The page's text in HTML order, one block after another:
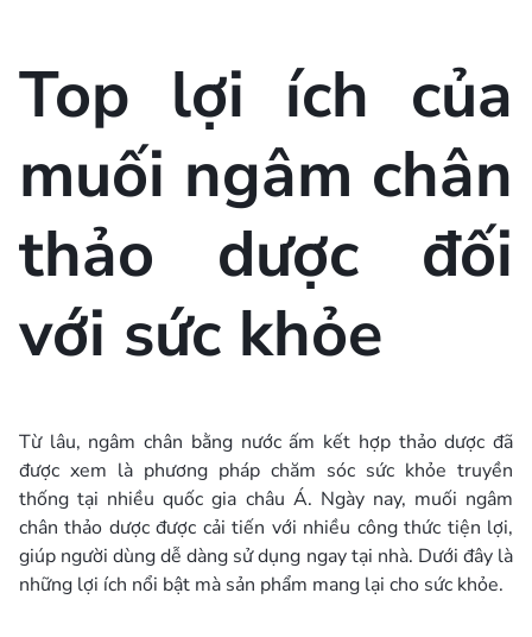
Top lợi ích của
muối ngâm chân
thảo dược đối
với sức khỏe
Từ lâu, ngâm chân bằng nước ấm kết hợp thảo dược đã
được xem là phương pháp chăm sóc sức khỏe truyền
thống tại nhiều quốc gia châu Á. Ngày nay, muối ngâm
chân thảo dược được cải tiến với nhiều công thức tiện lợi,
giúp người dùng dễ dàng sử dụng ngay tại nhà. Dưới đây là
những lợi ích nổi bật mà sản phẩm mang lại cho sức khỏe.